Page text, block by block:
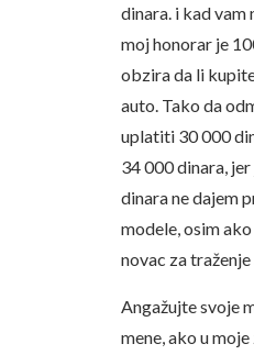
dinara. i kad vam
moj honorar je
obzira da li
auto. Tako da
uplatiti 30 000
34 000 dinara,
dinara ne dajem
modele, osim
novac za
Angažujte svoje
mene, ako u